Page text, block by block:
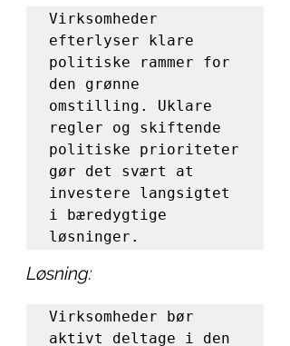
Virksomheder
efterlyser klare
politiske rammer for
den grønne
omstilling. Uklare
regler og skiftende
politiske prioriteter
gør det svært at
investere langsigtet
i bæredygtige
løsninger.
Løsning:
Virksomheder bør
aktivt deltage i den